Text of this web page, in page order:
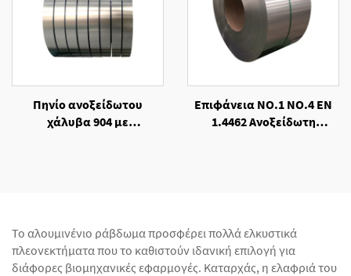
Πηνίο ανοξείδωτου
χάλυβα 904 με
Επιφάνεια NO.1 NO.4 EN
1.4462 Ανοξείδωτη
Το αλουμινένιο ράβδωμα προσφέρει πολλά ελκυστικά
πλεονεκτήματα που το καθιστούν ιδανική επιλογή για
διάφορες βιομηχανικές εφαρμογές. Καταρχάς, η ελαφριά του